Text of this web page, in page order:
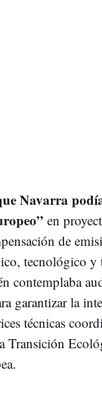
Navarra
en
de
tecnológico
contemplaba
garantizar la
técnicas
Transición